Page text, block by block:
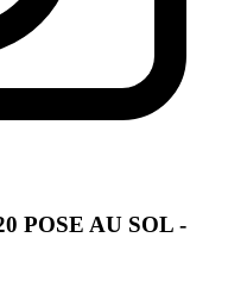
POSE AU SOL -